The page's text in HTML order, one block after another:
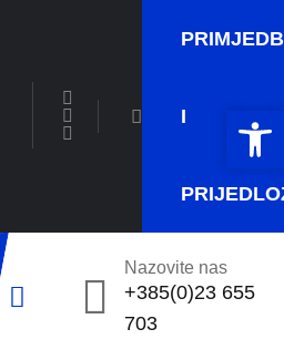
I
Nazovite nas
+385(0)23 655
703